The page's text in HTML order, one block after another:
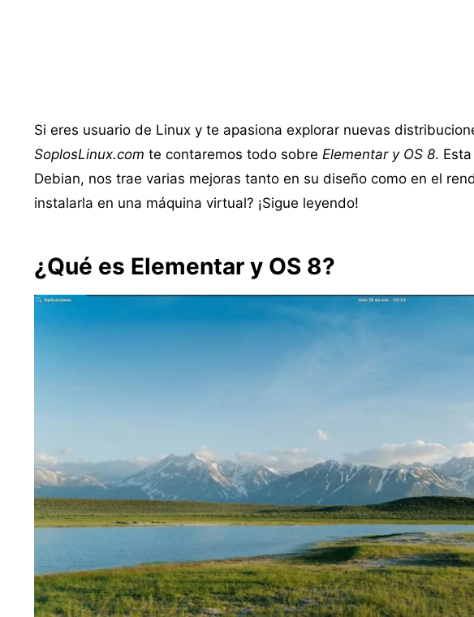
Si eres usuario de Linux y te apasiona explorar nuevas
SoplosLinux.com te contaremos todo sobre Elementar y OS 8.
Debian, nos trae varias mejoras tanto en su diseño como en el
instalarla en una máquina virtual? ¡Sigue leyendo!
¿Qué es Elementar y OS 8?